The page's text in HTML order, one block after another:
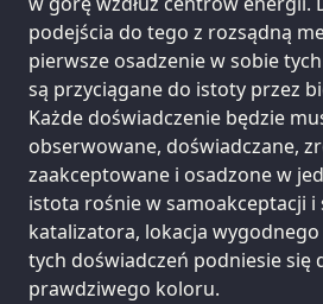
podejścia do tego z rozsądną
pierwsze osadzenie w sobie
są przyciągane do istoty przez
Każde doświadczenie będzie
obserwowane, doświadczane,
zaakceptowane i osadzone w
istota rośnie w samoakceptacji i
katalizatora, lokacja
tych doświadczeń podniesie się
prawdziwego koloru.